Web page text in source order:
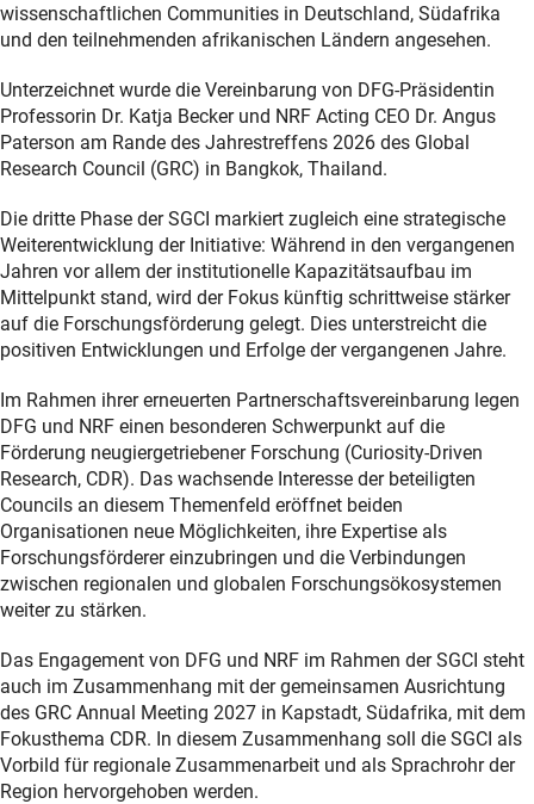
wissenschaftlichen Communities in Deutschland, Südafrika
und den teilnehmenden afrikanischen Ländern angesehen.
Unterzeichnet wurde die Vereinbarung von DFG-Präsidentin
Professorin Dr. Katja Becker und NRF Acting CEO Dr. Angus
Paterson am Rande des Jahrestreffens 2026 des Global
Research Council (GRC) in Bangkok, Thailand.
Die dritte Phase der SGCI markiert zugleich eine strategische
Weiterentwicklung der Initiative: Während in den vergangenen
Jahren vor allem der institutionelle Kapazitätsaufbau im
Mittelpunkt stand, wird der Fokus künftig schrittweise stärker
auf die Forschungsförderung gelegt. Dies unterstreicht die
positiven Entwicklungen und Erfolge der vergangenen Jahre.
Im Rahmen ihrer erneuerten Partnerschaftsvereinbarung legen
DFG und NRF einen besonderen Schwerpunkt auf die
Förderung neugiergetriebener Forschung (Curiosity-Driven
Research, CDR). Das wachsende Interesse der beteiligten
Councils an diesem Themenfeld eröffnet beiden
Organisationen neue Möglichkeiten, ihre Expertise als
Forschungsförderer einzubringen und die Verbindungen
zwischen regionalen und globalen Forschungsökosystemen
weiter zu stärken.
Das Engagement von DFG und NRF im Rahmen der SGCI steht
auch im Zusammenhang mit der gemeinsamen Ausrichtung
des GRC Annual Meeting 2027 in Kapstadt, Südafrika, mit dem
Fokusthema CDR. In diesem Zusammenhang soll die SGCI als
Vorbild für regionale Zusammenarbeit und als Sprachrohr der
Region hervorgehoben werden.